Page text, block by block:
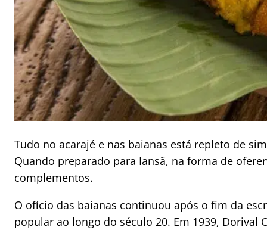
Tudo no acarajé e nas baianas está repleto de
Quando preparado para Iansã, na forma de
complementos.
O ofício das baianas continuou após o fim da
popular ao longo do século 20. Em 1939, Dorival